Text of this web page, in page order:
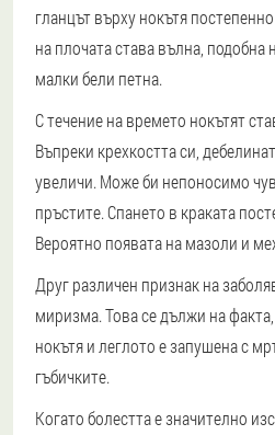
гланцът върху нокътя
на плочата става вълна, подобна
малки бели петна.
С течение на времето нокътят
Въпреки крехкостта си,
увеличи. Може би непоносимо
пръстите. Спането в краката
Вероятно появата на мазоли и
Друг различен признак на
миризма. Това се дължи на
нокътя и леглото е запушена с
гъбичките.
Когато болестта е значително